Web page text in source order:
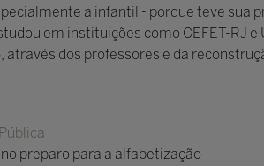
a infantil - porque teve sua
em instituições como CEFET-RJ
através dos professores e da
preparo para a alfabetização